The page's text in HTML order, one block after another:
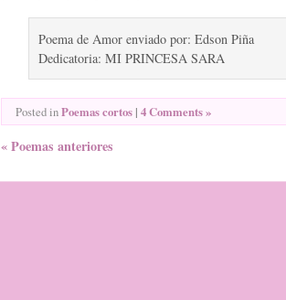
Poema de Amor enviado por: Edson Piña
Dedicatoria: MI PRINCESA SARA
Posted inPoemas cortos | 4 Comments »
« Poemas anteriores